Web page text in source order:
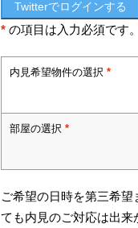
Twitterでログインする
* の項目は入力必須です。
内見希望物件の選択 *
部屋の選択 *
ご希望の日時を第三希
ても内見のご対応は出来